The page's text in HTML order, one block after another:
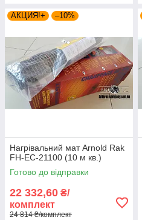
АКЦИЯ!+ –10%
Нагрівальний мат Arnold Rak
FH-EC-21100 (10 м кв.)
Готово до відправки
22 332,60 ₴/
комплект
24 814 ₴/комплект